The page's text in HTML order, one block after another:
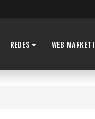
REDES WEB